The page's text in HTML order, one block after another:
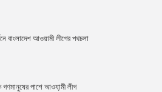
বাংলাদেশ আওয়ামী লীগের পথচলা
গণমানুষের পাশে আওযা়মী লীগ